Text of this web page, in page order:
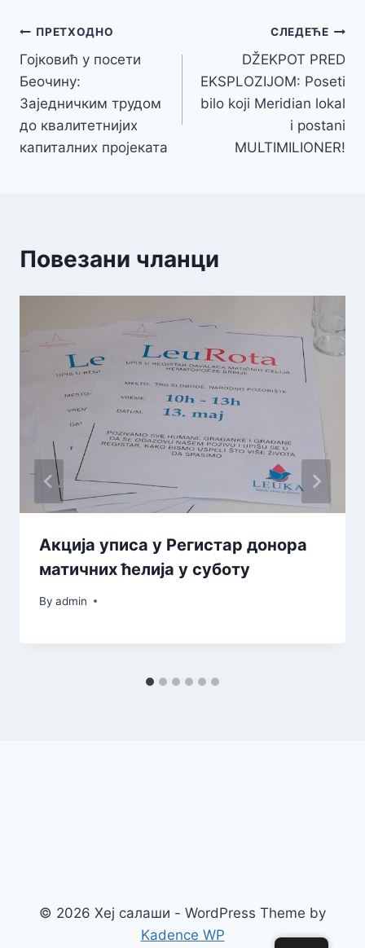
Кретање
чланка
ПРЕТХОДНО
Гојковић у посети
Беочину:
Заједничким трудом
до квалитетнијих
капиталних пројеката
СЛЕДЕЋЕ
DŽEKPOT PRED
EKSPLOZIJOM: Poseti
bilo koji Meridian lokal
i postani
MULTIMILIONER!
Повезани чланци
Акција уписа у Регистар донора
матичних ћелија у суботу
By admin
© 2026 Хеј салаши - WordPress Theme by
Kadence WP